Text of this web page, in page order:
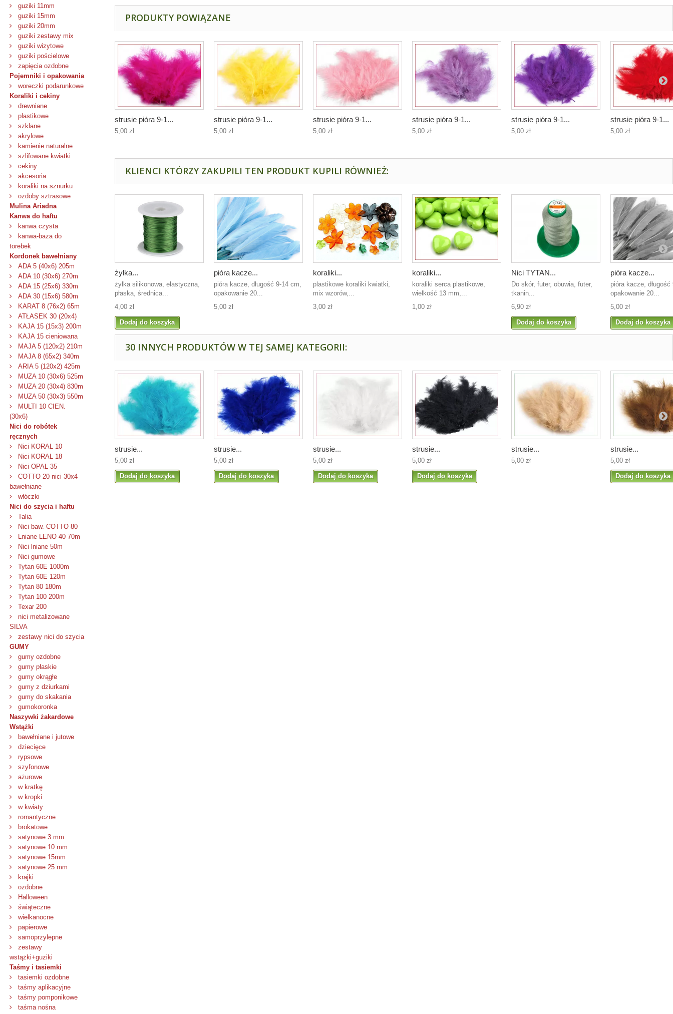
guziki 11mm
guziki 15mm
guziki 20mm
guziki zestawy mix
guziki wizytowe
guziki pościelowe
zapięcia ozdobne
Pojemniki i opakowania
woreczki podarunkowe
Koraliki i cekiny
drewniane
plastikowe
szklane
akrylowe
kamienie naturalne
szlifowane kwiatki
cekiny
akcesoria
koraliki na sznurku
ozdoby sztrasowe
Mulina Ariadna
Kanwa do haftu
kanwa czysta
kanwa-baza do
torebek
Kordonek bawełniany
ADA 5 (40x6) 205m
ADA 10 (30x6) 270m
ADA 15 (25x6) 330m
ADA 30 (15x6) 580m
KARAT 8 (76x2) 65m
ATŁASEK 30 (20x4)
KAJA 15 (15x3) 200m
KAJA 15 cieniowana
MAJA 5 (120x2) 210m
MAJA 8 (65x2) 340m
ARIA 5 (120x2) 425m
MUZA 10 (30x6) 525m
MUZA 20 (30x4) 830m
MUZA 50 (30x3) 550m
MULTI 10 CIEN.
(30x6)
Nici do robótek
ręcznych
Nici KORAL 10
Nici KORAL 18
Nici OPAL 35
COTTO 20 nici 30x4
bawełniane
włóczki
Nici do szycia i haftu
Talia
Nici baw. COTTO 80
Lniane LENO 40 70m
Nici lniane 50m
Nici gumowe
Tytan 60E 1000m
Tytan 60E 120m
Tytan 80 180m
Tytan 100 200m
Texar 200
nici metalizowane
SILVA
zestawy nici do szycia
GUMY
gumy ozdobne
gumy płaskie
gumy okrągłe
gumy z dziurkami
gumy do skakania
gumokoronka
Naszywki żakardowe
Wstążki
bawełniane i jutowe
dziecięce
rypsowe
szyfonowe
ażurowe
w kratkę
w kropki
w kwiaty
romantyczne
brokatowe
satynowe 3 mm
satynowe 10 mm
satynowe 15mm
satynowe 25 mm
krajki
ozdobne
Halloween
świąteczne
wielkanocne
papierowe
samoprzylepne
zestawy
wstążki+guziki
Taśmy i tasiemki
tasiemki ozdobne
taśmy aplikacyjne
taśmy pomponikowe
taśma nośna
PRODUKTY POWIĄZANE
strusie pióra 9-1...
5,00 zł
strusie pióra 9-1...
5,00 zł
strusie pióra 9-1...
5,00 zł
strusie pióra 9-1...
5,00 zł
strusie pióra 9-1...
5,00 zł
strusie pióra 9-1...
5,00 zł
KLIENCI KTÓRZY ZAKUPILI TEN PRODUKT KUPILI RÓWNIEŻ:
żyłka...
żyłka silikonowa, elastyczna,
płaska, średnica...
4,00 zł
Dodaj do koszyka
pióra kacze...
pióra kacze, długość 9-14 cm,
opakowanie 20...
5,00 zł
koraliki...
plastikowe koraliki kwiatki,
mix wzorów,...
3,00 zł
koraliki...
koraliki serca plastikowe,
wielkość 13 mm,...
1,00 zł
Nici TYTAN...
Do skór, futer, obuwia, futer,
tkanin...
6,90 zł
Dodaj do koszyka
pióra kacze...
pióra kacze,
opakowanie 20...
5,00 zł
Dodaj do koszyka
30 INNYCH PRODUKTÓW W TEJ SAMEJ KATEGORII:
strusie...
5,00 zł
Dodaj do koszyka
strusie...
5,00 zł
Dodaj do koszyka
strusie...
5,00 zł
Dodaj do koszyka
strusie...
5,00 zł
Dodaj do koszyka
strusie...
5,00 zł
strusie...
5,00 zł
Dodaj do koszyka